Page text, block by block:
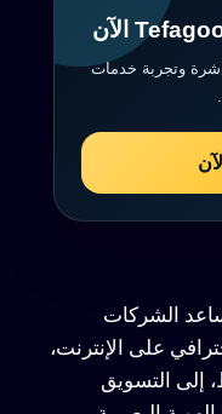
وتجربة خدمات
الشركات
على الإنترنت،
إلى التسويق